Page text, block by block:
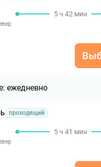
5 ч 42 мин
ежедневно
проходящий
5 ч 41 мин